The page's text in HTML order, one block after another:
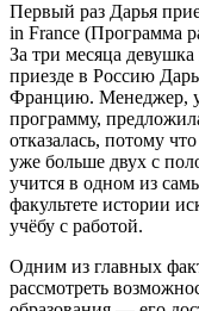
Первый раз Дарья
in France (Программа
За три месяца
приезде в Россию
Францию. Менеджер, у
программу,
отказалась, потому
уже больше двух с
учится в одном из
факультете истории
учёбу с работой.
Одним из главных
рассмотреть